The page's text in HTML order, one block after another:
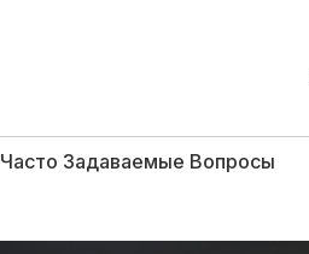
Часто Задаваемые Вопросы